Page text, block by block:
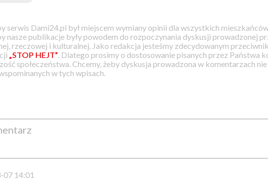
serwis Dami24.pl był miejscem wymiany opinii dla wszystkich
nasze publikacje były powodem do rozpoczynania dyskusji prowadzonej
rzeczowej i kulturalnej. Jako redakcja jesteśmy zdecydowanym
„STOP HEJT” . Dlatego prosimy o dostosowanie pisanych przez Państwa
społeczeństwa. Chcemy, żeby dyskusja prowadzona w komentarzach
w tych wpisach.
07 14:01